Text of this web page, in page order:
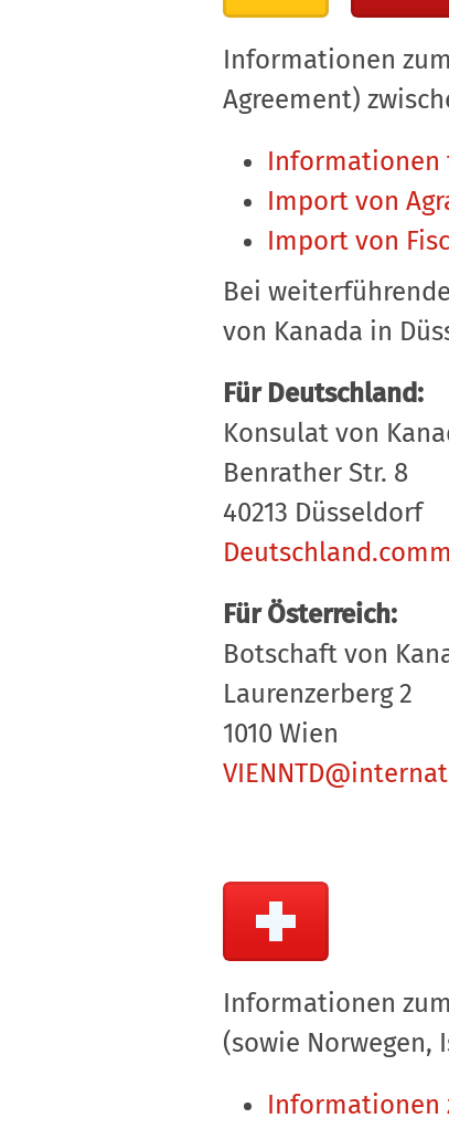
Informationen
Agreement)
Informationen
Import von
Import von
Bei
von Kanada in
Für Deutschland:
Konsulat von
Benrather Str. 8
40213 Düsseldorf
Für Österreich:
Botschaft von
Laurenzerberg 2
1010 Wien
Informationen
(sowie Norwegen,
Informationen